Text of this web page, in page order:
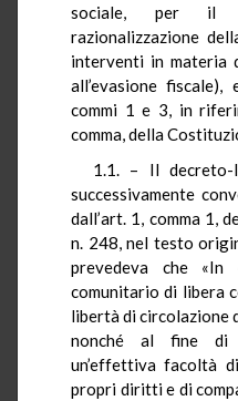
sociale, per il
razionalizzazione
interventi in materia
all’evasione
commi 1 e 3, in
comma, della
1.1. – Il
successivamente
dall’art. 1, comma 1,
n. 248, nel testo
prevedeva che «In
comunitario di libera
libertà di circolazione
nonché al fine di
un’effettiva facoltà
propri diritti e di